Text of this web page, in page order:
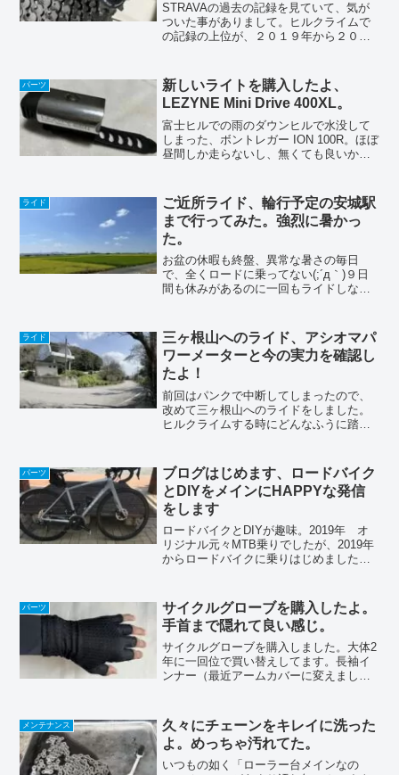
STRAVAの過去の記録を見ていて、気が
ついた事がありまして。ヒルクライムで
の記録の上位が、２０１９年から２０２
す（三ヶ根山のベストも２０１９年１１
月）。（１９分台なん...
パーツ
新しいライトを購入したよ、
LEZYNE Mini Drive 400XL。
富士ヒルでの雨のダウンヒルで水没して
しまった、ボントレガー ION 100R。ほぼ
昼間しか走らないし、無くても良いかも
わりのライトを購入する事にしました。
真っ暗な道を走...
ライド
ご近所ライド、輪行予定の安城駅
まで行ってみた。強烈に暑かっ
た。
お盆の休暇も終盤、異常な暑さの毎日
で、全くロードに乗ってない(;´д｀)９日
間も休みがあるのに一回もライドしない
に出かけたかったんですが、昼からの用
事があって、とりあえ...
ライド
三ヶ根山へのライド、アシオマパ
ワーメーターと今の実力を確認し
たよ！
前回はパンクで中断してしまったので、
改めて三ヶ根山へのライドをしました。
ヒルクライムする時にどんなふうに踏ん
目的です（ベースの記録も取って置きた
かったしね）三ヶ根山ヒル...
パーツ
ブログはじめます、ロードバイク
とDIYをメインにHAPPYな発信
をします
ロードバイクとDIYが趣味。2019年 オ
リジナル元々MTB乗りでしたが、2019年
からロードバイクに乗りはじめました。
すよ😢)これからも、ヨロシク🤗
パーツ
サイクルグローブを購入したよ。
手首まで隠れて良い感じ。
サイクルグローブを購入しました。大体2
年に一回位で買い替えしてます。長袖イ
ンナー（最近アームカバーに変えまし
して、ROCKBROSを購入してみました。
隙間があると、変な...
メンテナンス
久々にチェーンをキレイに洗った
よ。めっちゃ汚れてた。
いつもの如く「ローラー台メインなの